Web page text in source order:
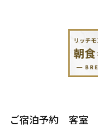
ご宿泊予約 客室